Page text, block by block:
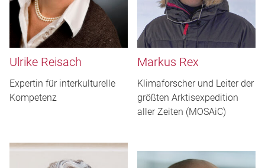
Ulrike Reisach
Expertin für interkulturelle
Kompetenz
Markus Rex
Klimaforscher und Leiter der
größten Arktisexpedition
aller Zeiten (MOSAiC)